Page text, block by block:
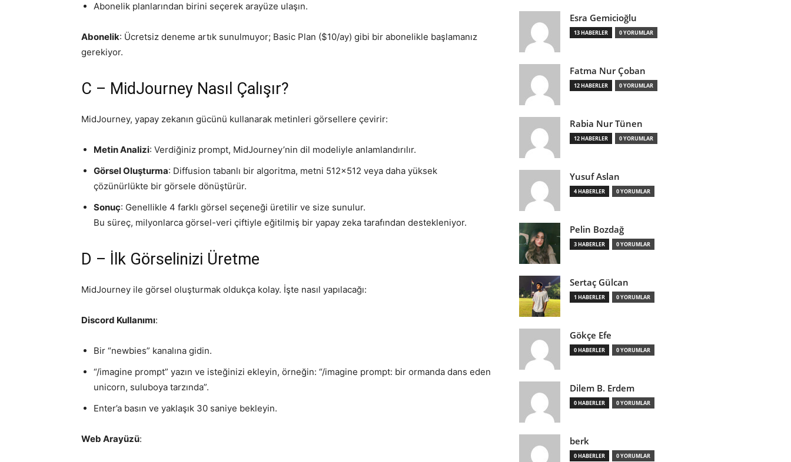
Abonelik planlarından birini seçerek arayüze ulaşın.
Abonelik: Ücretsiz deneme artık sunulmuyor; Basic Plan ($10/ay) gibi bir abonelikle başlamanız
gerekiyor.
C – MidJourney Nasıl Çalışır?
MidJourney, yapay zekanın gücünü kullanarak metinleri görsellere çevirir:
Metin Analizi: Verdiğiniz prompt, MidJourney’nin dil modeliyle anlamlandırılır.
Görsel Oluşturma: Diffusion tabanlı bir algoritma, metni 512×512 veya daha yüksek
çözünürlükte bir görsele dönüştürür.
Sonuç: Genellikle 4 farklı görsel seçeneği üretilir ve size sunulur.
Bu süreç, milyonlarca görsel-veri çiftiyle eğitilmiş bir yapay zeka tarafından destekleniyor.
D – İlk Görselinizi Üretme
MidJourney ile görsel oluşturmak oldukça kolay. İşte nasıl yapılacağı:
Discord Kullanımı:
Bir “newbies” kanalına gidin.
“/imagine prompt” yazın ve isteğinizi ekleyin, örneğin: “/imagine prompt: bir ormanda dans eden
unicorn, suluboya tarzında”.
Enter’a basın ve yaklaşık 30 saniye bekleyin.
Web Arayüzü:
Esra Gemicioğlu
13 HABERLER 0 YORUMLAR
Fatma Nur Çoban
12 HABERLER 0 YORUMLAR
Rabia Nur Tünen
12 HABERLER 0 YORUMLAR
Yusuf Aslan
4 HABERLER 0 YORUMLAR
Pelin Bozdağ
3 HABERLER 0 YORUMLAR
Sertaç Gülcan
1 HABERLER 0 YORUMLAR
Gökçe Efe
0 HABERLER 0 YORUMLAR
Dilem B. Erdem
0 HABERLER 0 YORUMLAR
berk
0 HABERLER 0 YORUMLAR